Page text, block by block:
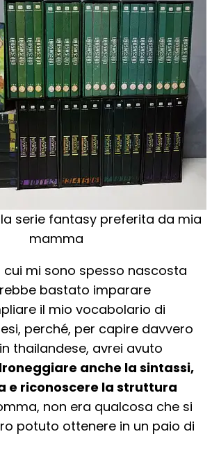
serie fantasy preferita da mia
mamma
cui mi sono spesso nascosta
bastato imparare
il mio vocabolario di
perché, per capire davvero
thailandese, avrei avuto
anche la sintassi,
e riconoscere la struttura
non era qualcosa che si
potuto ottenere in un paio di